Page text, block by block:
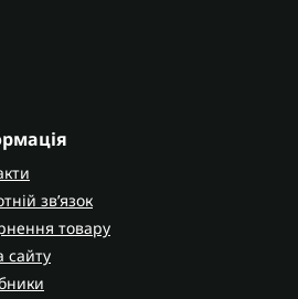
зв’язок
товару
сайту